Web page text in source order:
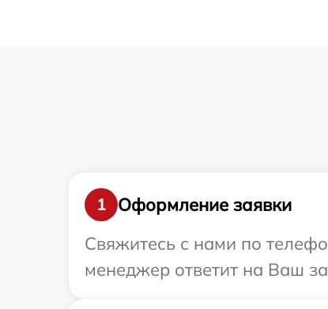
1
Оформление заявки
Свяжитесь с нами по
менеджер ответит на Ваш